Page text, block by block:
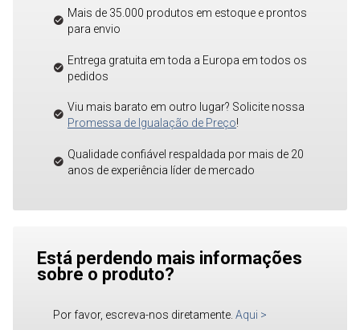
Mais de 35.000 produtos em estoque e prontos
para envio
Entrega gratuita em toda a Europa em todos os
pedidos
Viu mais barato em outro lugar? Solicite nossa
Promessa de Igualação de Preço!
Qualidade confiável respaldada por mais de 20
anos de experiência líder de mercado
Está perdendo mais informações
sobre o produto?
Por favor, escreva-nos diretamente. Aqui >